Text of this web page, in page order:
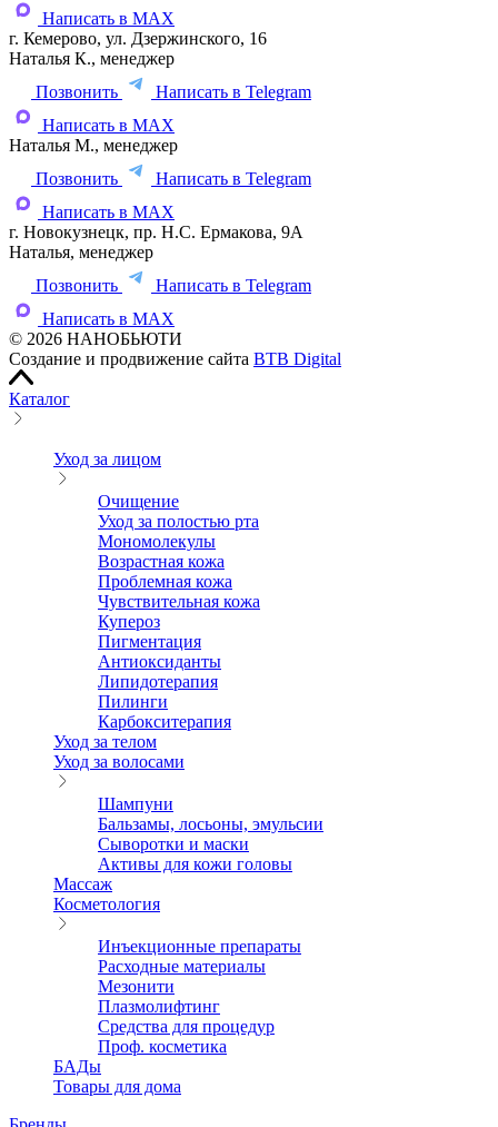
Написать в MAX
г. Кемерово, ул. Дзержинского, 16
Наталья К., менеджер
Позвонить
Написать в Telegram
Написать в MAX
Наталья М., менеджер
Позвонить
Написать в Telegram
Написать в MAX
г. Новокузнецк, пр. Н.С. Ермакова, 9А
Наталья, менеджер
Позвонить
Написать в Telegram
Написать в MAX
© 2026 НАНОБЬЮТИ
Создание и продвижение сайта BTB Digital
Каталог
Уход за лицом
Очищение
Уход за полостью рта
Мономолекулы
Возрастная кожа
Проблемная кожа
Чувствительная кожа
Купероз
Пигментация
Антиоксиданты
Липидотерапия
Пилинги
Карбокситерапия
Уход за телом
Уход за волосами
Шампуни
Бальзамы, лосьоны, эмульсии
Сыворотки и маски
Активы для кожи головы
Массаж
Косметология
Инъекционные препараты
Расходные материалы
Мезонити
Плазмолифтинг
Средства для процедур
Проф. косметика
БАДы
Товары для дома